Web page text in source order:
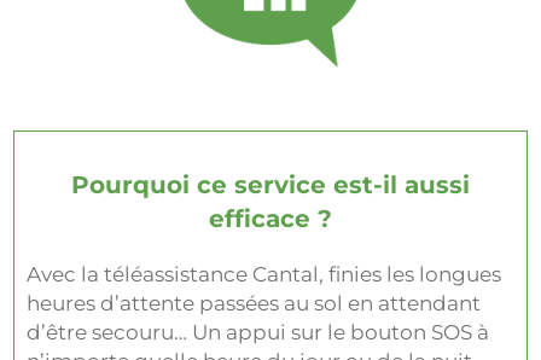
Pourquoi ce service est-il aussi
efficace ?
Avec la téléassistance Cantal, finies les longues
heures d’attente passées au sol en attendant
d’être secouru… Un appui sur le bouton SOS à